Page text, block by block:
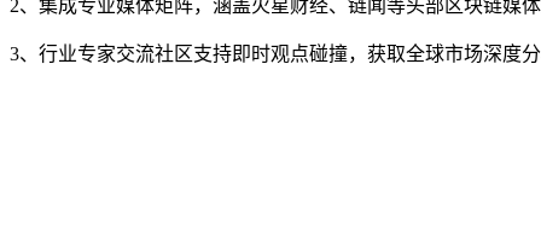
2、集成专业媒体矩阵，涵盖火星财经、链闻等头部区块链媒
3、行业专家交流社区支持即时观点碰撞，获取全球市场深度